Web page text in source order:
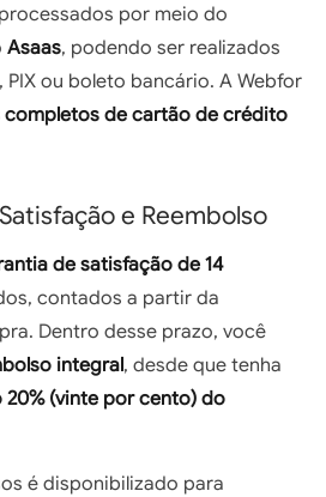
por meio do
Asaas, podendo ser realizados
ou boleto bancário. A Webfor
completos de cartão de crédito
e Reembolso
de satisfação de 14
contados a partir da
Dentro desse prazo, você
integral, desde que tenha
20% (vinte por cento) do
é disponibilizado para